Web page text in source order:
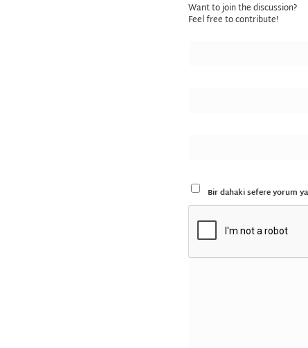
Want to join the discussion?
Feel free to contribute!
Bir dahaki sefere yorum